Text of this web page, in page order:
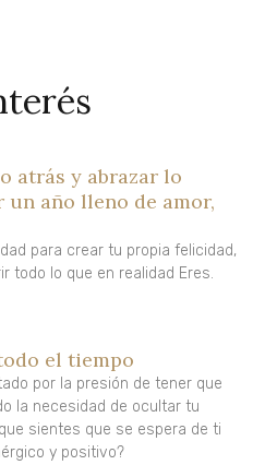
atrás y abrazar lo
un año lleno de amor,
para crear tu propia felicidad,
todo lo que en realidad Eres.
el tiempo
por la presión de tener que
la necesidad de ocultar tu
sientes que se espera de ti
y positivo?